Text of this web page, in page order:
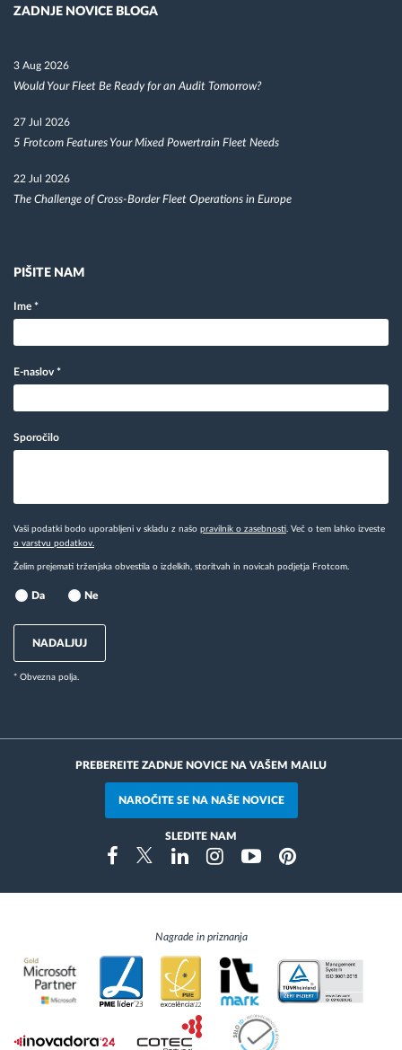
ZADNJE NOVICE BLOGA
3 Aug 2026
Would Your Fleet Be Ready for an Audit Tomorrow?
27 Jul 2026
5 Frotcom Features Your Mixed Powertrain Fleet Needs
22 Jul 2026
The Challenge of Cross-Border Fleet Operations in Europe
PIŠITE NAM
Ime *
E-naslov *
Sporočilo
Vaši podatki bodo uporabljeni v skladu z našo pravilnik o zasebnosti. Več o tem lahko izveste
o varstvu podatkov.
Želim prejemati trženjska obvestila o izdelkih, storitvah in novicah podjetja Frotcom.
Da Ne
NADALJUJ
* Obvezna polja.
PREBEREITE ZADNJE NOVICE NA VAŠEM MAILU
NAROČITE SE NA NAŠE NOVICE
SLEDITE NAM
FacebookTwitterLinkedinInstragramYoutubePinterest
Nagrade in priznanja